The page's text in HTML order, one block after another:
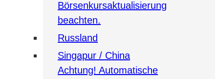
Börsenkursaktualisierung
beachten.
Russland
Singapur / China
Achtung! Automatische